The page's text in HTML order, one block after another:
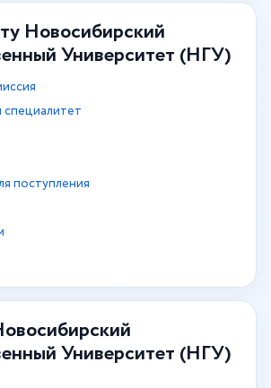
Новосибирский
Университет (НГУ)
специалитет
поступления
Университет (НГУ)